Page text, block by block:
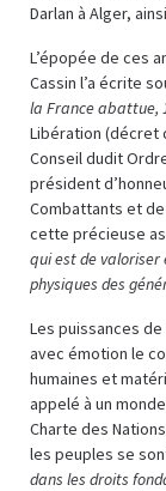
Darlan à Alger,
L’épopée de ces
Cassin l’a écrite
la France abattue,
Libération (décret
Conseil dudit
président
Combattants et de
cette précieuse
qui est de valoriser
physiques des
Les puissances de
avec émotion le
humaines et
appelé à un
Charte des
les peuples se
dans les droits